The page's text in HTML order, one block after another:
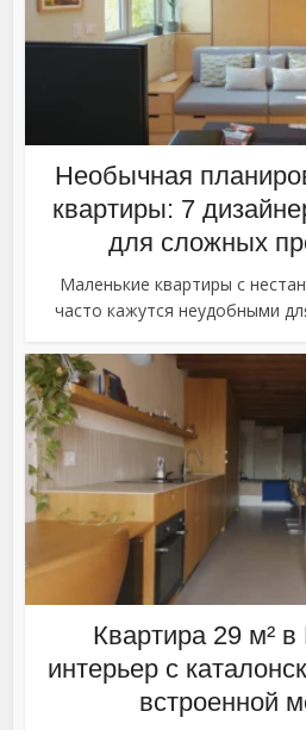
Необычная
квартиры: 7
для сложных
Маленькие квартиры с
часто кажутся неудобными
Квартира 29 м²
интерьер с
встроенной